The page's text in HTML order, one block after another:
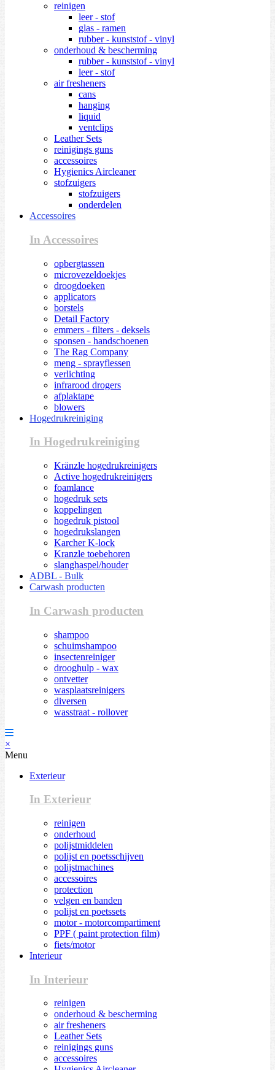
reinigen
leer - stof
glas - ramen
rubber - kunststof - vinyl
onderhoud & bescherming
rubber - kunststof - vinyl
leer - stof
air fresheners
cans
hanging
liquid
ventclips
Leather Sets
reinigings guns
accessoires
Hygienics Aircleaner
stofzuigers
stofzuigers
onderdelen
Accessoires
In Accessoires
opbergtassen
microvezeldoekjes
droogdoeken
applicators
borstels
Detail Factory
emmers - filters - deksels
sponsen - handschoenen
The Rag Company
meng - sprayflessen
verlichting
infrarood drogers
afplaktape
blowers
Hogedrukreiniging
In Hogedrukreiniging
Kränzle hogedrukreinigers
Active hogedrukreinigers
foamlance
hogedruk sets
koppelingen
hogedruk pistool
hogedrukslangen
Karcher K-lock
Kranzle toebehoren
slanghaspel/houder
ADBL - Bulk
Carwash producten
In Carwash producten
shampoo
schuimshampoo
insectenreiniger
drooghulp - wax
ontvetter
wasplaatsreinigers
diversen
wasstraat - rollover
×
Menu
Exterieur
In Exterieur
reinigen
onderhoud
polijstmiddelen
polijst en poetsschijven
polijstmachines
accessoires
protection
velgen en banden
polijst en poetssets
motor - motorcompartiment
PPF ( paint protection film)
fiets/motor
Interieur
In Interieur
reinigen
onderhoud & bescherming
air fresheners
Leather Sets
reinigings guns
accessoires